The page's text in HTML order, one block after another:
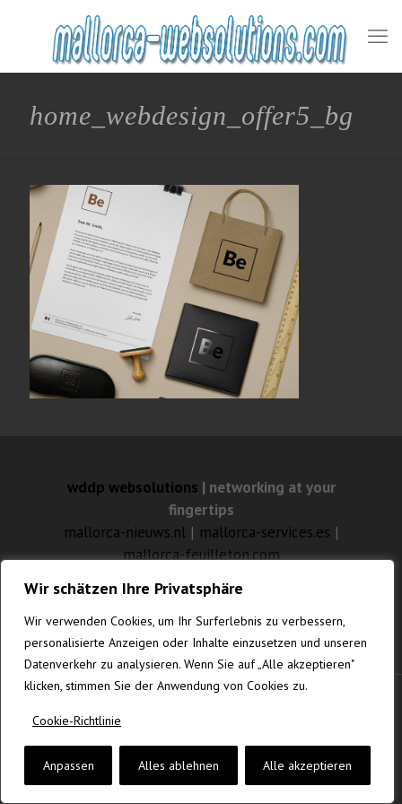
Wir schätzen Ihre Privatsphäre
Wir verwenden Cookies, um Ihr Surferlebnis zu verbessern,
personalisierte Anzeigen oder Inhalte einzusetzen und unseren
Datenverkehr zu analysieren. Wenn Sie auf „Alle akzeptieren"
klicken, stimmen Sie der Anwendung von Cookies zu.
Cookie-Richtlinie
Anpassen Alles ablehnen Alle akzeptieren
home_webdesign_offer5_bg
wddp websolutions | networking at your
fingertips
mallorca-nieuws.nl| mallorca-services.es |
mallorca-feuilleton.com
fotografia.com|gustavknudsen.com
vanrenesse.de
© MALLORCA-WEBSOLUTIONS.COM